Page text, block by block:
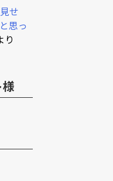
せ
思っ
り